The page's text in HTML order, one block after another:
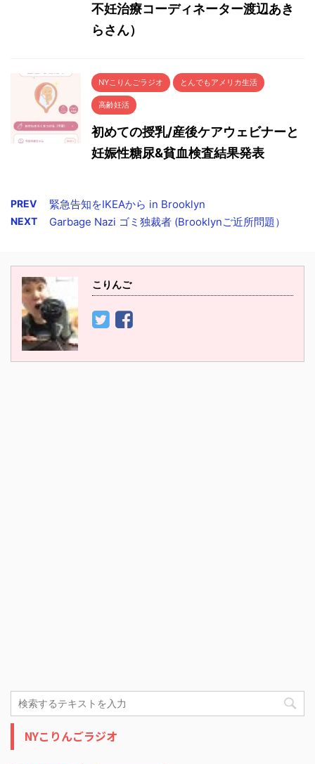
不妊治療コーディネーター渡辺あき
らさん）
NYこりんごラジオ とんでもアメリカ生活
高齢妊活
初めての授乳/産後ケアウェビナーと
妊娠性糖尿&貧血検査結果発表
PREV 緊急告知をIKEAから in Brooklyn
NEXT Garbage Nazi ゴミ独裁者 (Brooklynご近所問題）
こりんご
NYこりんごラジオ